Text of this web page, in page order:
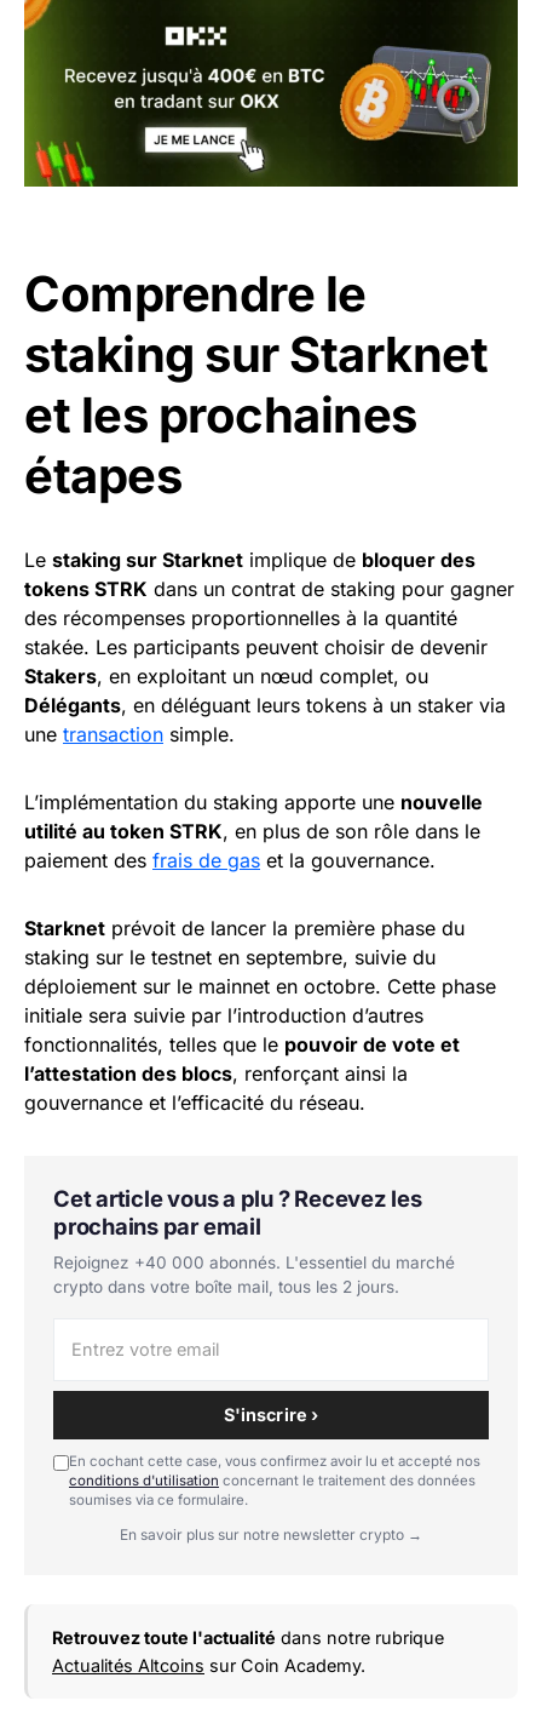
Comprendre le
staking sur Starknet
et les prochaines
étapes
Le staking sur Starknet implique de bloquer des
tokens STRK dans un contrat de staking pour gagner
des récompenses proportionnelles à la quantité
stakée. Les participants peuvent choisir de devenir
Stakers, en exploitant un nœud complet, ou
Délégants, en déléguant leurs tokens à un staker via
une transaction simple.
L’implémentation du staking apporte une nouvelle
utilité au token STRK, en plus de son rôle dans le
paiement des frais de gas et la gouvernance.
Starknet prévoit de lancer la première phase du
staking sur le testnet en septembre, suivie du
déploiement sur le mainnet en octobre. Cette phase
initiale sera suivie par l’introduction d’autres
fonctionnalités, telles que le pouvoir de vote et
l’attestation des blocs, renforçant ainsi la
gouvernance et l’efficacité du réseau.
Cet article vous a plu ? Recevez les
prochains par email
Rejoignez +40 000 abonnés. L'essentiel du marché
crypto dans votre boîte mail, tous les 2 jours.
S'inscrire ›
En cochant cette case, vous confirmez avoir lu et accepté nos
conditions d'utilisation concernant le traitement des données
soumises via ce formulaire.
En savoir plus sur notre newsletter crypto →
Retrouvez toute l'actualité dans notre rubrique
Actualités Altcoins sur Coin Academy.